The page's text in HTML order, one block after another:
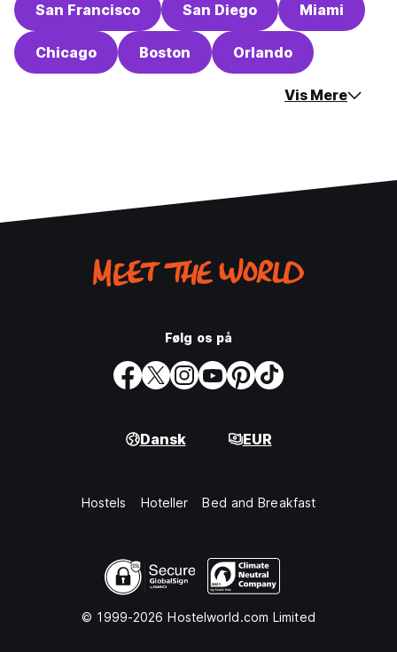
San Francisco San Diego Miami
Chicago Boston Orlando
Vis Mere
Følg os på
Dansk EUR
Hostels Hoteller Bed and Breakfast
© 1999-2026 Hostelworld.com Limited